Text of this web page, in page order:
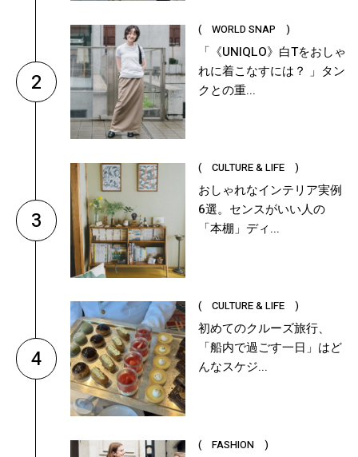
2
( WORLD SNAP )
「《UNIQLO》白Tをおしゃ
れに着こなすには？ 」タン
クとの重...
3
( CULTURE & LIFE )
おしゃれなインテリア実例
6選。センスがいい人の
「本棚」ディ...
4
( CULTURE & LIFE )
初めてのクルーズ旅行、
「船内で過ごす一日」はど
んなスケジ...
( FASHION )